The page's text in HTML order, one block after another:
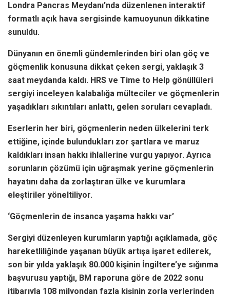
Londra Pancras Meydanı’nda düzenlenen interaktif
formatlı açık hava sergisinde kamuoyunun dikkatine
sunuldu.
Dünyanın en önemli gündemlerinden biri olan göç ve
göçmenlik konusuna dikkat çeken sergi, yaklaşık 3
saat meydanda kaldı. HRS ve Time to Help gönüllüleri
sergiyi inceleyen kalabalığa mülteciler ve göçmenlerin
yaşadıkları sıkıntıları anlattı, gelen soruları cevapladı.
Eserlerin her biri, göçmenlerin neden ülkelerini terk
ettiğine, içinde bulundukları zor şartlara ve maruz
kaldıkları insan hakkı ihlallerine vurgu yapıyor. Ayrıca
sorunların çözümü için uğraşmak yerine göçmenlerin
hayatını daha da zorlaştıran ülke ve kurumlara
eleştiriler yöneltiliyor.
‘Göçmenlerin de insanca yaşama hakkı var’
Sergiyi düzenleyen kurumların yaptığı açıklamada, göç
hareketliliğinde yaşanan büyük artışa işaret edilerek,
son bir yılda yaklaşık 80.000 kişinin İngiltere’ye sığınma
başvurusu yaptığı, BM raporuna göre de 2022 sonu
itibarıyla 108 milyondan fazla kişinin zorla yerlerinden